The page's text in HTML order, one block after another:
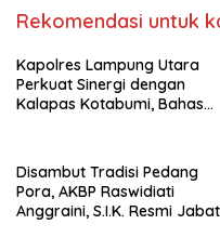
Rekomendasi untuk
Kapolres Lampung Utara
Perkuat Sinergi dengan
Kalapas Kotabumi, Bahas
Disambut Tradisi Pedang
Pora, AKBP Raswidiati
Anggraini, S.I.K. Resmi Jabat